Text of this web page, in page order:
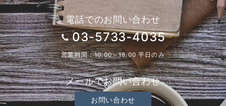
電話でのお問い合わせ
03-5733-4035
営業時間：10:00～18:00 平日のみ
メールでお問い合わせ
お問い合わせ